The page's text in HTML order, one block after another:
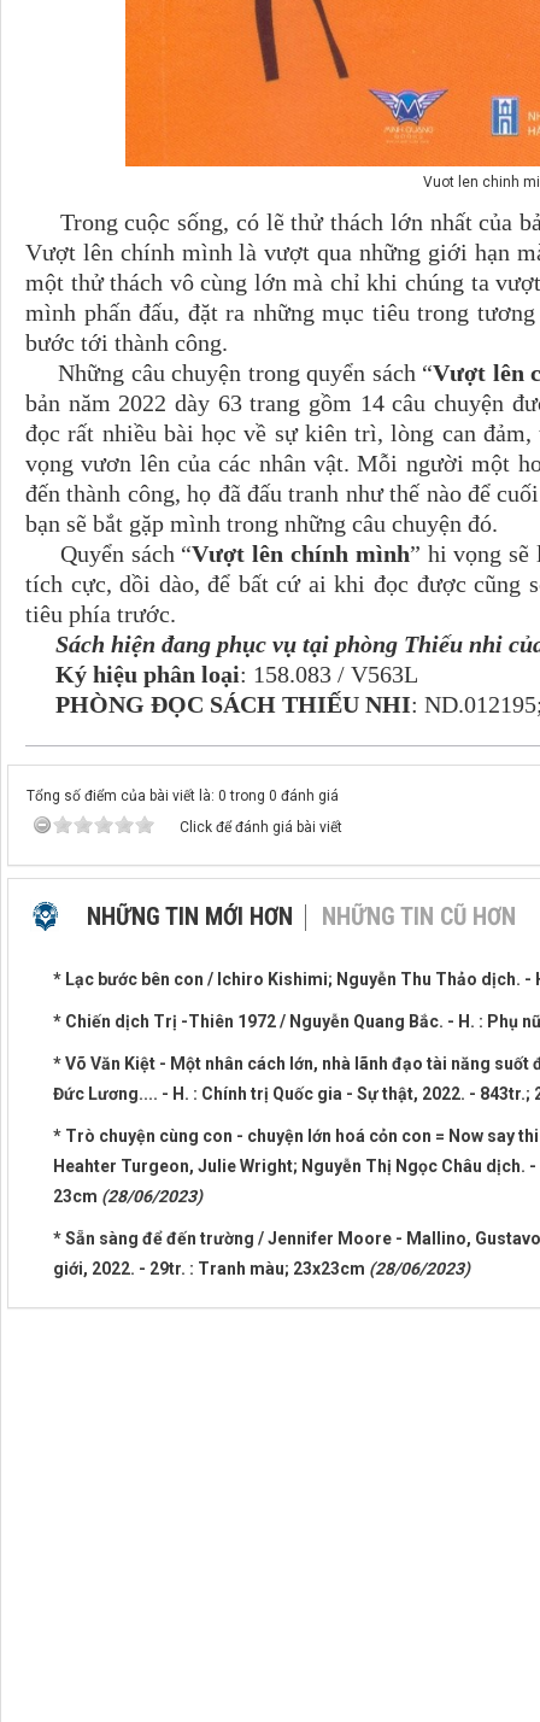
Vuot len chinh
Trong cuộc sống, có lẽ thử thách lớn nhất của
Vượt lên chính mình là vượt qua những giới hạn
một thử thách vô cùng lớn mà chỉ khi chúng ta
mình phấn đấu, đặt ra những mục tiêu trong
bước tới thành công.
Những câu chuyện trong quyển sách “Vượt lên
bản năm 2022 dày 63 trang gồm 14 câu chuyện
đọc rất nhiều bài học về sự kiên trì, lòng can
vọng vươn lên của các nhân vật. Mỗi người một
đến thành công, họ đã đấu tranh như thế nào để
bạn sẽ bắt gặp mình trong những câu chuyện đó.
Quyển sách “Vượt lên chính mình” hi vọng sẽ
tích cực, dồi dào, để bất cứ ai khi đọc được cũng
tiêu phía trước.
Sách hiện đang phục vụ tại phòng Thiếu nhi
Ký hiệu phân loại: 158.083 / V563L
PHÒNG ĐỌC SÁCH THIẾU NHI:
Tổng số điểm của bài viết là: 0 trong 0 đánh giá
Click để đánh giá bài viết
NHỮNG TIN MỚI HƠN NHỮNG TIN CŨ HƠN
* Lạc bước bên con / Ichiro Kishimi; Nguyễn Thu Thảo dịch. -
* Chiến dịch Trị -Thiên 1972 / Nguyễn Quang Bắc. - H. : Phụ
* Võ Văn Kiệt - Một nhân cách lớn, nhà lãnh đạo tài năng
Đức Lương.... - H. : Chính trị Quốc gia - Sự thật, 2022. - 843tr.;
* Trò chuyện cùng con - chuyện lớn hoá cỏn con = Now say
Heahter Turgeon, Julie Wright; Nguyễn Thị Ngọc Châu dịch.
23cm (28/06/2023)
* Sẵn sàng để đến trường / Jennifer Moore - Mallino,
giới, 2022. - 29tr. : Tranh màu; 23x23cm (28/06/2023)